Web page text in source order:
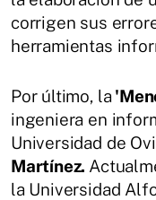
corrigen sus
herramientas
Por último, la
ingeniera en
Universidad de
Martínez.
la Universidad